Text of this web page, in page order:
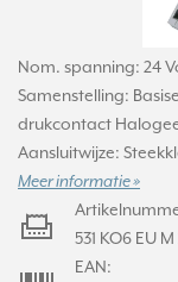
Nom. spanning: 24
Samenstelling:
drukcontact
Aansluitwijze:
Meer informatie »
531 KO6 EU
EAN: